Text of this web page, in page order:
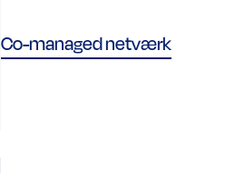
Co-managed netværk